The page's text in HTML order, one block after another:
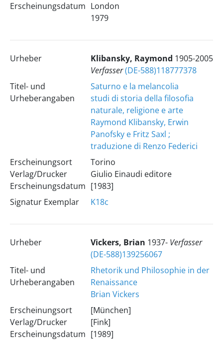
Erscheinungsdatum London
1979
Urheber Klibansky, Raymond 1905-2005
Verfasser(DE-588)118777378
Titel- und
Urheberangaben
Saturno e la melancolia
studi di storia della filosofia
naturale, religione e arte
Raymond Klibansky, Erwin
Panofsky e Fritz Saxl ;
traduzione di Renzo Federici
Erscheinungsort
Verlag/Drucker
Erscheinungsdatum
Torino
Giulio Einaudi editore
[1983]
Signatur Exemplar
K18c
Urheber Vickers, Brian 1937- Verfasser
(DE-588)139256067
Titel- und
Urheberangaben
Rhetorik und Philosophie in der
Renaissance
Brian Vickers
Erscheinungsort
Verlag/Drucker
Erscheinungsdatum
[München]
[Fink]
[1989]